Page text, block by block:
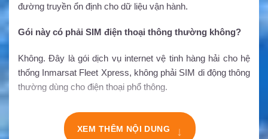
đường truyền ổn định cho dữ liệu vận hành.
Gói này có phải SIM điện thoại thông thường không?
Không. Đây là gói dịch vụ internet vệ tinh hàng hải cho hệ
thống Inmarsat Fleet Xpress, không phải SIM di động thông
thường dùng cho điện thoại phổ thông.
XEM THÊM NỘI DUNG ↓